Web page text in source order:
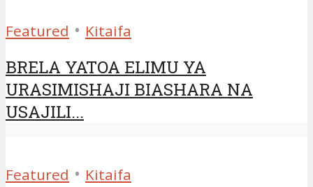
Featured • Kitaifa
BRELA YATOA ELIMU YA
URASIMISHAJI BIASHARA NA
USAJILI...
Featured • Kitaifa